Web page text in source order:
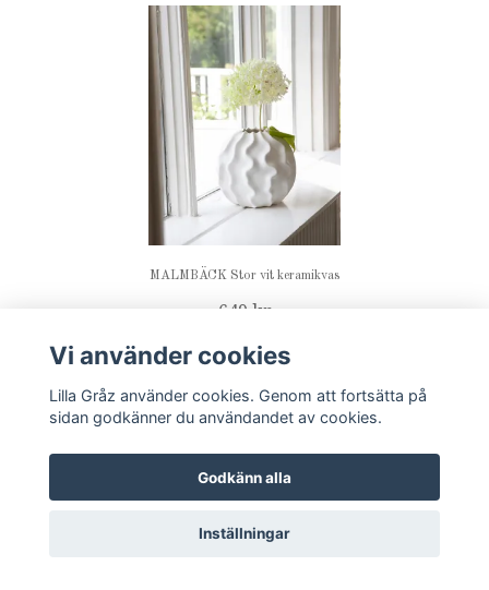
MALMBÄCK Stor vit keramikvas
649 kr
Vi använder cookies
Lilla Gråz använder cookies. Genom att fortsätta på
sidan godkänner du användandet av cookies.
Godkänn alla
Inställningar